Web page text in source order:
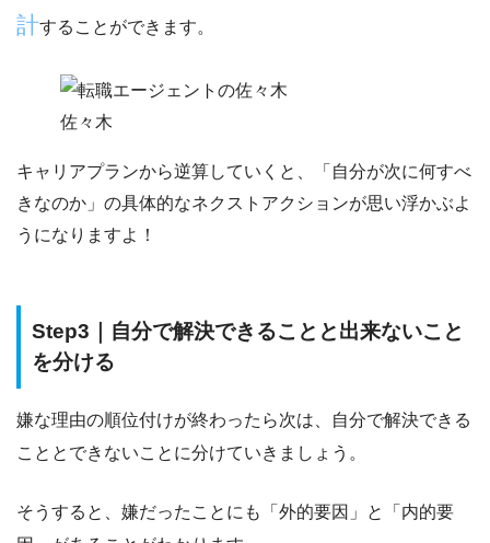
計することができます。
佐々木
キャリアプランから逆算していくと、「自分が次に何すべ
きなのか」の具体的なネクストアクションが思い浮かぶよ
うになりますよ ！
Step3｜自分で解決できることと出来ないこと
を分ける
嫌な理由の順位付けが終わったら次は、
自分で解決できる
こととできないことに分けていきましょう。
そうすると、嫌だったことにも 「外的要因」 と
「内的要